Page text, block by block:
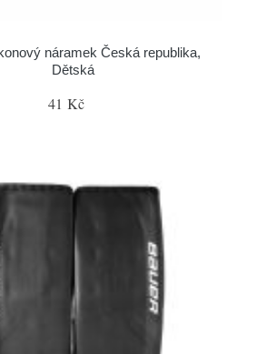
náramek Česká republika,
Dětská
41 Kč